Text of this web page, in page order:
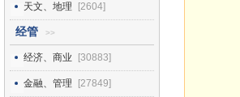
天文、地理 [2604]
经管 >>
经济、商业 [30883]
金融、管理 [27849]